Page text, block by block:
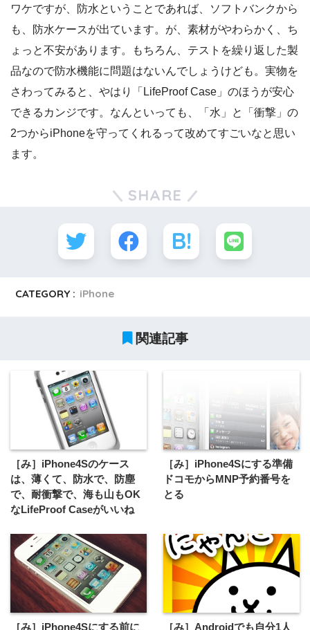
ワケですが、防水ということであれば、ソフトバンクから
も、防水ケースが出ています。が、素材がやわらかく、ち
ょっと不安があります。もちろん、テストを繰り返した製
品なので防水機能に問題はないんでしょうけども。実物を
さわってみると、やはり「LifeProof Case」のほうが安心
できるカンジです。なんといっても、「水」と「衝撃」の
2つからiPhoneを守ってくれるって改めてすごいなと思い
ます。
SHARE
CATEGORY : iPhone
関連記事
［み］iPhone4Sのケース
は、薄くて、防水で、防塵
で、耐衝撃で、海も山もOK
なLifeProof Caseがいいね
［み］iPhone4Sにする準備
ドコモからMNP予約番号を
とる
［み］iPhone4Sにする前に ［み］Androidでも自分1人